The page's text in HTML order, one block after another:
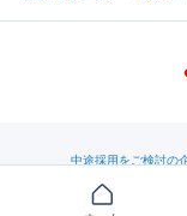
中途採用をご検討の